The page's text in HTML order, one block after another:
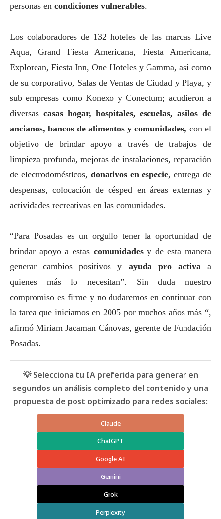
personas en condiciones vulnerables.
Los colaboradores de 132 hoteles de las marcas Live
Aqua, Grand Fiesta Americana, Fiesta Americana,
Explorean, Fiesta Inn, One Hoteles y Gamma, así como
de su corporativo, Salas de Ventas de Ciudad y Playa, y
sub empresas como Konexo y Conectum; acudieron a
diversas casas hogar, hospitales, escuelas, asilos de
ancianos, bancos de alimentos y comunidades, con el
objetivo de brindar apoyo a través de trabajos de
limpieza profunda, mejoras de instalaciones, reparación
de electrodomésticos, donativos en especie, entrega de
despensas, colocación de césped en áreas externas y
actividades recreativas en las comunidades.
“Para Posadas es un orgullo tener la oportunidad de
brindar apoyo a estas comunidadesy de esta manera
generar cambios positivos y ayuda pro activa a
quienes más lo necesitan”. Sin duda nuestro
compromiso es firme y no dudaremos en continuar con
la tarea que iniciamos en 2005 por muchos años más “,
afirmó Miriam Jacaman Cánovas, gerente de Fundación
Posadas.
💡 Selecciona tu IA preferida para generar en
segundos un análisis completo del contenido y una
propuesta de post optimizado para redes sociales:
Claude
ChatGPT
Google AI
Gemini
Grok
Perplexity